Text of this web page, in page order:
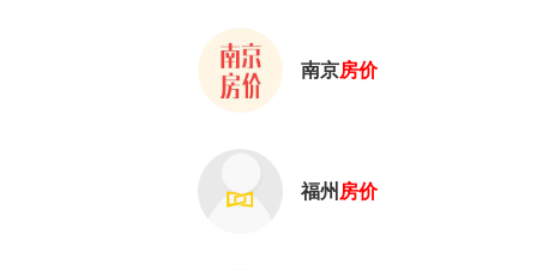
南京房价
福州 房价